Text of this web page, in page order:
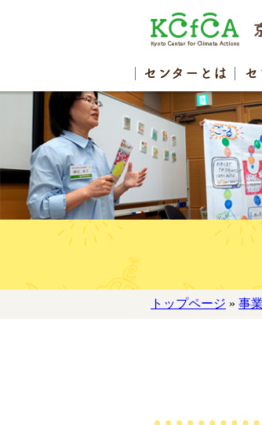
センター とは
トップページ » 事